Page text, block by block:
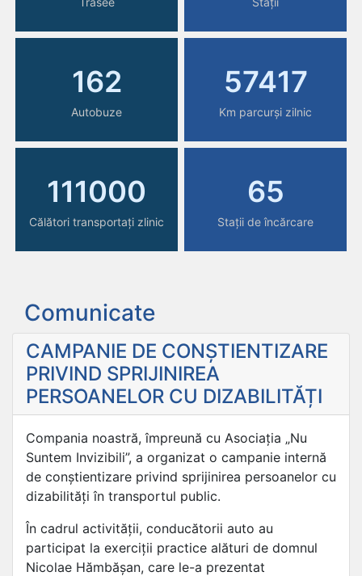
162
Autobuze
57417
Km parcurși zilnic
111000
Călători transportați zlinic
65
Stații de încărcare
Comunicate
CAMPANIE DE CONȘTIENTIZARE
PRIVIND SPRIJINIREA
PERSOANELOR CU DIZABILITĂȚI
Compania noastră, împreună cu Asociația „Nu
Suntem Invizibili”, a organizat o campanie internă
de conștientizare privind sprijinirea persoanelor cu
dizabilități în transportul public.
În cadrul activității, conducătorii auto au
participat la exerciții practice alături de domnul
Nicolae Hămbășan, care le-a prezentat